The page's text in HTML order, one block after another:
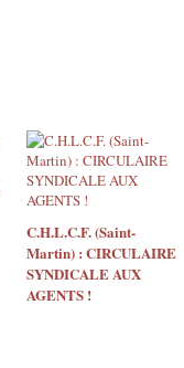
C.H.L.C.F. (Saint-
Martin) : CIRCULAIRE
SYNDICALE AUX
AGENTS !